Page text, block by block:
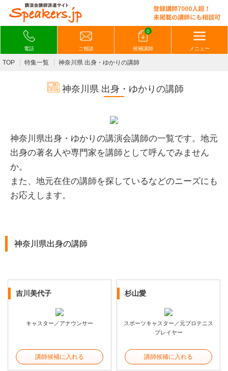
電話 ご相談
0
候補講師 メニュー
TOP 特集一覧 神奈川県 出身・ゆかりの講師
神奈川県 出身・ゆかりの講師
神奈川県出身・ゆかりの講演会講師の一覧です。 地元
出身の著名人や専門家を講師として呼んでみません
か。
また、 地元在住の講師を探しているなどのニーズにも
お応えします。
神奈川県出身の講師
吉川美代子
キャスター／アナウンサー
講師候補に入れる
杉山愛
スポーツキャスター／元プロテニス
プレイヤー
講師候補に入れる